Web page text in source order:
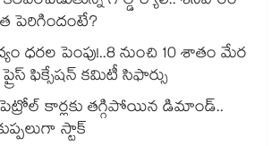
పెరిగిందంటే?
ధ‌‌ర‌‌ల పెంపు!..8 నుంచి 10 శాతం మేర
ఫిక్సేష‌‌న్ క‌‌మిటీ సిఫార్సు
పెట్రోల్ కార్లకు తగ్గిపోయిన డిమాండ్..
స్టాక్